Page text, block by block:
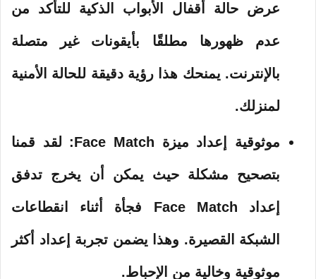
عرض حالة أقفال الأبواب الذكية للتأكد من
عدم ظهورها مطلقًا بأيقونات غير متصلة
بالإنترنت. يمنحك هذا رؤية دقيقة للحالة الأمنية
لمنزلك.
موثوقية إعداد ميزة Face Match: لقد قمنا
بتصحيح مشكلة حيث يمكن أن يخرج تدفق
إعداد Face Match فجأة أثناء انقطاعات
الشبكة القصيرة. وهذا يضمن تجربة إعداد أكثر
موثوقية وخالية من الإحباط.